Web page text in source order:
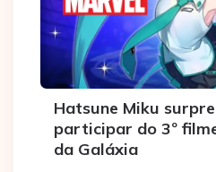
Hatsune Miku
participar do 3º
da Galáxia